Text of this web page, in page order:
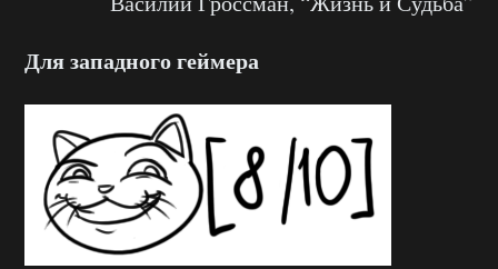
Для западного геймера